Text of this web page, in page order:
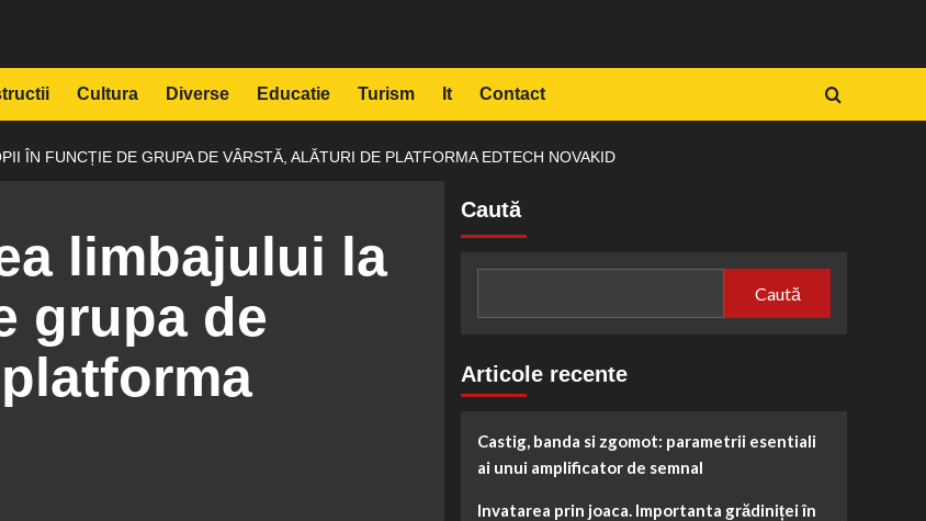
Cultura Diverse Educatie Turism It Contact
ÎN FUNCȚIE DE GRUPA DE VÂRSTĂ, ALĂTURI DE PLATFORMA EDTECH NOVAKID
limbajului la
grupa de
Caută
Caută
Articole recente
Castig, banda si zgomot: parametrii esentiali
ai unui amplificator de semnal
Invatarea prin joaca. Importanta grădiniței în